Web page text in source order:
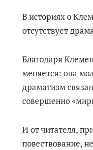
В историях о
отсутствует
Благодаря
меняется: она
драматизм
совершенно
И от читателя,
повествование,